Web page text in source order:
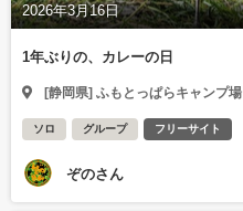
2026年3月16日
1年ぶりの、カレーの日
[静岡県] ふもとっぱらキャンプ場
ソロ グループ フリーサイト
ぞのさん